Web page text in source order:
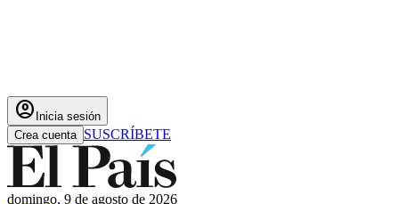
account_circle Inicia sesión
Crea cuenta SUSCRÍBETE
domingo, 9 de agosto de 2026